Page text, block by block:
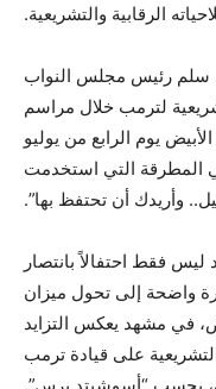
الرقابية والتشريعية.
سلم رئيس مجلس النواب
لترمب خلال مراسم
يوم الرابع من يوليو
المطرقة التي استخدمت
وأريدك أن تحتفظ بها”.
فقط احتفالاً بانتصار
واضحة إلى تحول ميزان
في مشهد يعكس التزايد
على قيادة ترمب
بحسب “أسوشيتد برس”.